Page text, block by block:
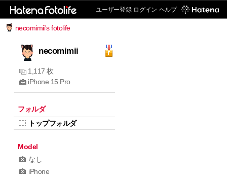
ユーザー登録 ログイン ヘルプ
necomimii's fotolife
necomimii
1,117 枚
iPhone 15 Pro
フォルダ
トップフォルダ
Model
なし
iPhone